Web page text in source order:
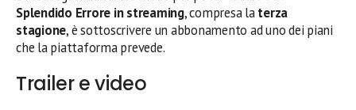
Splendido Errore in streaming, compresa laterza
stagione, è sottoscrivere un abbonamento ad uno dei piani
che la piattaforma prevede.
Trailer e video